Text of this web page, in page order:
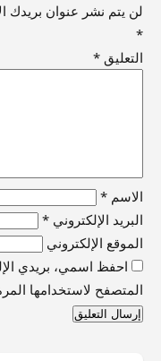
لن يتم نشر عنوان بريدك
*
التعليق *
الاسم *
البريد الإلكتروني *
الموقع الإلكتروني
احفظ اسمي، بريدي
المتصفح لاستخدامها